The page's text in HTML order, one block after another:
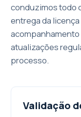
conduzimos todo
entrega da
atualizações
processo.
Validação